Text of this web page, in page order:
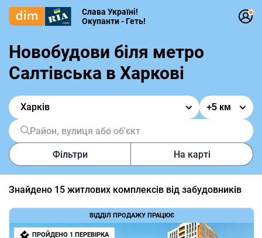
Слава Україні!
Окупанти - Геть!
Новобудови біля метро
Салтівська в Харкові
Харків
Район, вулиця або об'єкт
Фільтри На карті
Знайдено 15 житлових комплексів від забудовників
ВІДДІЛ ПРОДАЖУ ПРАЦЮЄ
ПРОЙДЕНО 1 ПЕРЕВІРКА